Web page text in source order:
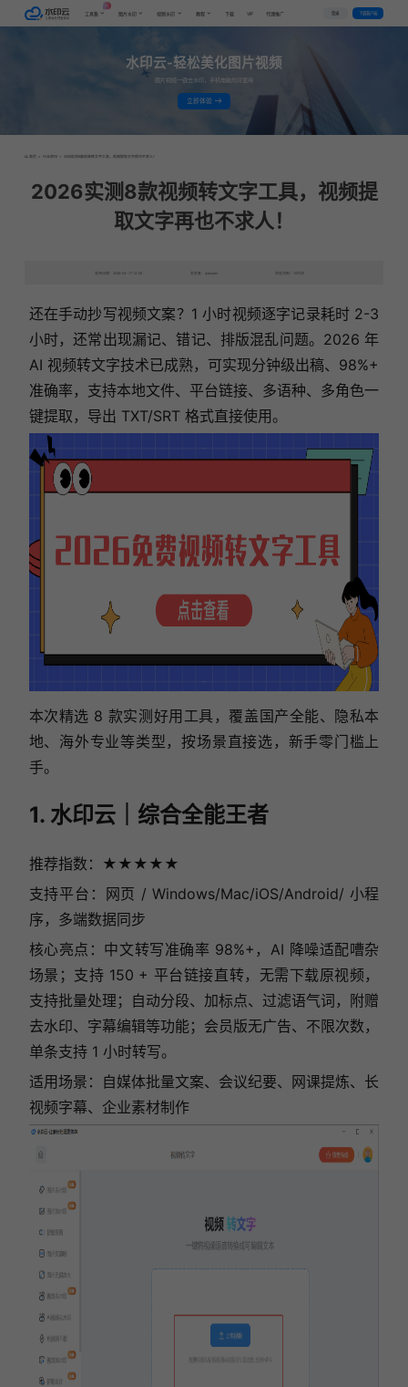
工具集
AI
图片水印 视频水印 教程 下载 VIP 代理推广 登录 下载客户端
水印云-轻松美化图片视频
图片视频一键去水印，手机电脑均可使用
立即体验
首页 > 行业资讯 > 2026实测8款视频转文字工具，视频提取文字再也不求人！
2026实测8款视频转文字工具，视频提
取文字再也不求人！
发布日期：2026-04-17 14:55 发表者：qianqian 浏览次数：1872次
还在手动抄写视频文案？1 小时视频逐字记录耗时 2-3
小时，还常出现漏记、错记、排版混乱问题。2026 年
AI 视频转文字技术已成熟，可实现分钟级出稿、98%+
准确率，支持本地文件、平台链接、多语种、多角色一
键提取，导出 TXT/SRT 格式直接使用。
本次精选 8 款实测好用工具，覆盖国产全能、隐私本
地、海外专业等类型，按场景直接选，新手零门槛上
手。
1. 水印云｜综合全能王者
推荐指数：★★★★★
支持平台：网页 / Windows/Mac/iOS/Android/ 小程
序，多端数据同步
核心亮点：中文转写准确率 98%+，AI 降噪适配嘈杂
场景；支持 150 + 平台链接直转，无需下载原视频，
支持批量处理；自动分段、加标点、过滤语气词，附赠
去水印、字幕编辑等功能；会员版无广告、不限次数，
单条支持 1 小时转写。
适用场景：自媒体批量文案、会议纪要、网课提炼、长
视频字幕、企业素材制作